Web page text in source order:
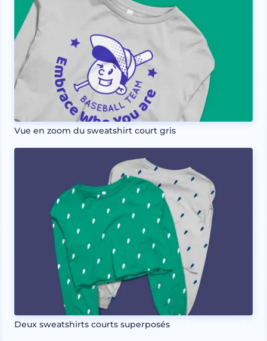
Vue en zoom du sweatshirt court gris
Deux sweatshirts courts superposés